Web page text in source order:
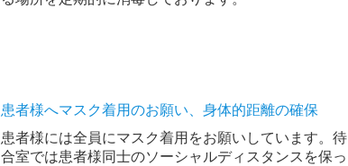
患者様へマスク着用のお願い、身体的距離の確保
患者様には全員にマスク着用をお願いしています。待
合室では患者様同士のソーシャルディスタンスを保っ